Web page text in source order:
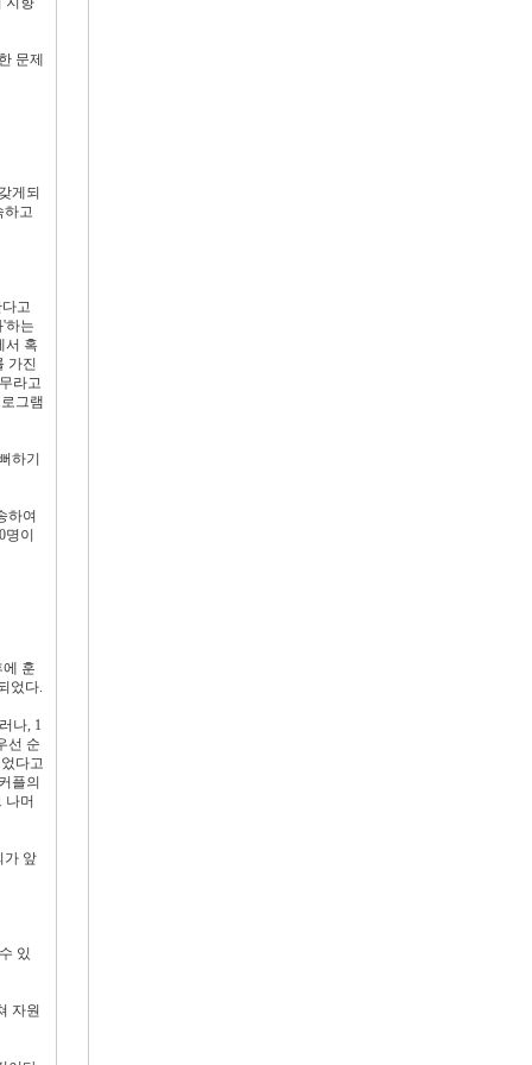
문제
게되
하고
고
하는
서 혹
가진
라고
그램
하기
하여
이
훈
었다.
나, 1
선 순
다고
플의
나머
가 앞
있
자원